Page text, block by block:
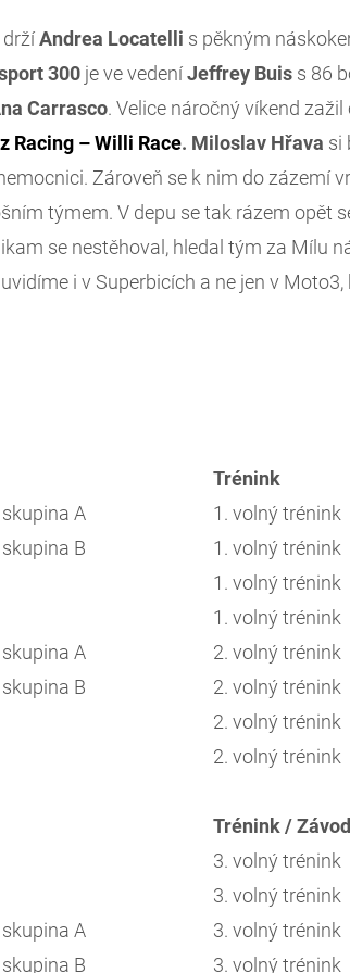
držíAndrea Locatelli s pěkným
300 je ve vedeníJeffrey Buis s 86
Carrasco. Velice náročný víkend zažil
Racing – Willi Race. Miloslav Hřava si
Zároveň se k nim do zázemí
týmem. V depu se tak rázem opět
se nestěhoval, hledal tým za Mílu
i v Superbicích a ne jen v Moto3,
Trénink
A
1. volný trénink
B
1. volný trénink
1. volný trénink
1. volný trénink
A
2. volný trénink
B
2. volný trénink
2. volný trénink
2. volný trénink
Trénink / Závod
3. volný trénink
3. volný trénink
A
3. volný trénink
B
3. volný trénink